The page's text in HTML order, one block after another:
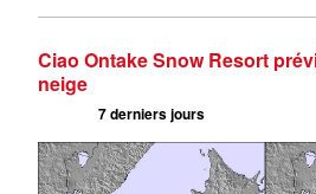
Ciao Ontake Snow Resort
neige
7 derniers jours